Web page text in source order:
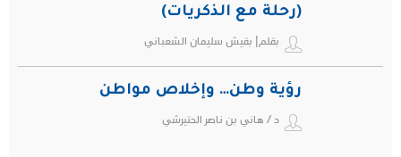
(رحلة مع الذكريات)
بقلم| بقيش سليمان الشعباني
رؤية وطن… وإخلاص مواطن
د / هاني بن ناصر الحتيرشي